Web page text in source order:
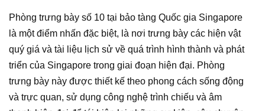
Phòng trưng bày số 10 tại bảo tàng Quốc gia Singapore
là một điểm nhấn đặc biệt, là nơi trưng bày các hiện vật
quý giá và tài liệu lịch sử về quá trình hình thành và phát
triển của Singapore trong giai đoạn hiện đại. Phòng
trưng bày này được thiết kế theo phong cách sống động
và trực quan, sử dụng công nghệ trình chiếu và âm